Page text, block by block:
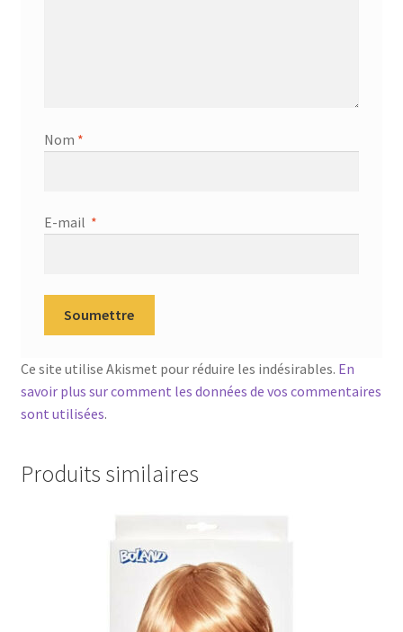
Nom *
E-mail *
Ce site utilise Akismet pour réduire les indésirables. En
savoir plus sur comment les données de vos commentaires
sont utilisées.
Produits similaires